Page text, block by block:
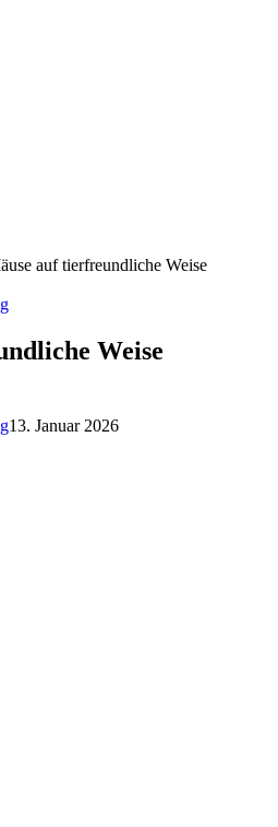
auf tierfreundliche Weise
Weise
13. Januar 2026